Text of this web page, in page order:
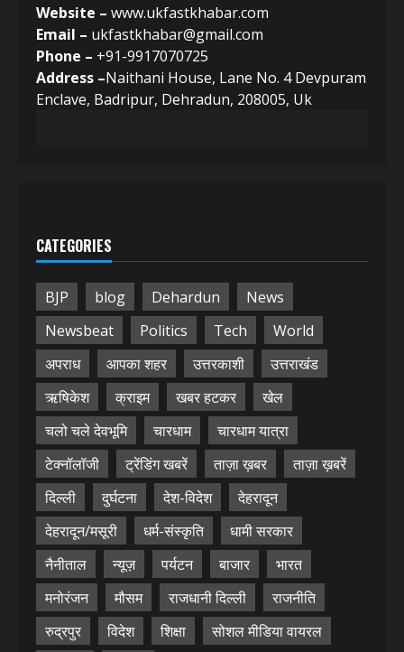
Website – www.ukfastkhabar.com
Email – ukfastkhabar@gmail.com
Phone – +91-9917070725
Address –Naithani House, Lane No. 4 Devpuram
Enclave, Badripur, Dehradun, 208005, Uk
CATEGORIES
BJP blog Dehardun
News
Newsbeat
Politics Tech
World
अपराध
आपका शहर उत्तरकाशी
उत्तराखंड
ऋषिकेश
क्राइम खबर हटकर
खेल
चलो चले देवभूमि
चारधाम
चारधाम यात्रा
टेक्नॉलॉजी
ट्रेंडिंग खबरें ताज़ा ख़बर
ताज़ा ख़बरें
दिल्ली
दुर्घटना देश-विदेश
देहरादून
देहरादून/मसूरी
धर्म-संस्कृति
धामी सरकार
नैनीताल
न्यूज़ पर्यटन बाजार
भारत
मनोरंजन
मौसम राजधानी दिल्ली
राजनीति
रुद्रपुर
विदेश शिक्षा
सोशल मीडिया वायरल